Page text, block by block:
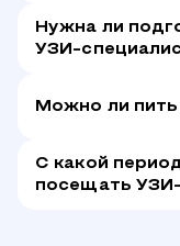
Нужна ли
УЗИ-
Можно ли
С какой
посещать